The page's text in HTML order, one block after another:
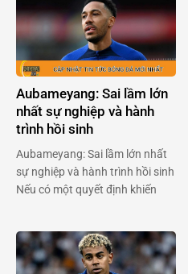
khi Hiệp hội cầu thủ chuyên
nghiệp Anh (PFA) sẵn sàng ‘xắn
tay áo’ đối đầu với ban tổ chức
giải đấu. Trong bối cảnh Premier
League chuẩn bị thông qua một
…
Aubameyang: Sai lầm lớn
nhất sự nghiệp và hành
trình hồi sinh
Aubameyang: Sai lầm lớn nhất
sự nghiệp và hành trình hồi sinh
Nếu có một quyết định khiến
chính là lần chuyển đến Chelsea
vào năm 2022. Chân sút người